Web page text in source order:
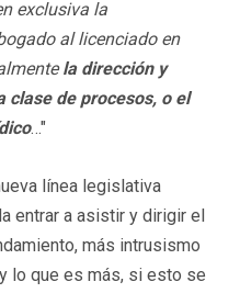
exclusiva la
al licenciado en
la dirección y
clase de procesos, o el
…"
línea legislativa
entrar a asistir y dirigir el
más intrusismo
lo que es más, si esto se